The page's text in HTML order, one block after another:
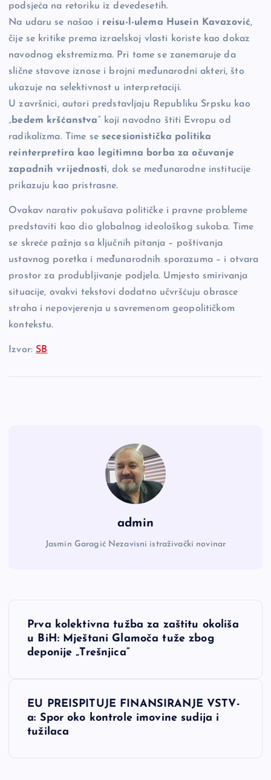
podsjeća na retoriku iz devedesetih.
Na udaru se našao i reisu-l-ulema Husein Kavazović,
čije se kritike prema izraelskoj vlasti koriste kao dokaz
navodnog ekstremizma. Pri tome se zanemaruje da
slične stavove iznose i brojni međunarodni akteri, što
ukazuje na selektivnost u interpretaciji.
U završnici, autori predstavljaju Republiku Srpsku kao
„bedem kršćanstva“ koji navodno štiti Evropu od
radikalizma. Time se secesionistička politika
reinterpretira kao legitimna borba za očuvanje
zapadnih vrijednosti, dok se međunarodne institucije
prikazuju kao pristrasne.
Ovakav narativ pokušava političke i pravne probleme
predstaviti kao dio globalnog ideološkog sukoba. Time
se skreće pažnja sa ključnih pitanja – poštivanja
ustavnog poretka i međunarodnih sporazuma – i otvara
prostor za produbljivanje podjela. Umjesto smirivanja
situacije, ovakvi tekstovi dodatno učvršćuju obrasce
straha i nepovjerenja u savremenom geopolitičkom
kontekstu.
Izvor: SB
admin
Jasmin Garagić Nezavisni istraživački novinar
NPrva kolektivna tužba za zaštitu okoliša
u BiH: Mještani Glamoča tuže zbog
deponije „Trešnjica“
EU PREISPITUJE FINANSIRANJE VSTV-
a: Spor oko kontrole imovine sudija i
tužilaca